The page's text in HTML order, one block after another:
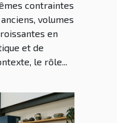
contraintes
volumes
en
et de
le rôle...